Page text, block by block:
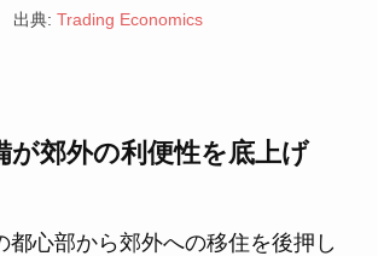
出典: Trading Economics
が郊外の利便性を底上げ
都心部から郊外への移住を後押し